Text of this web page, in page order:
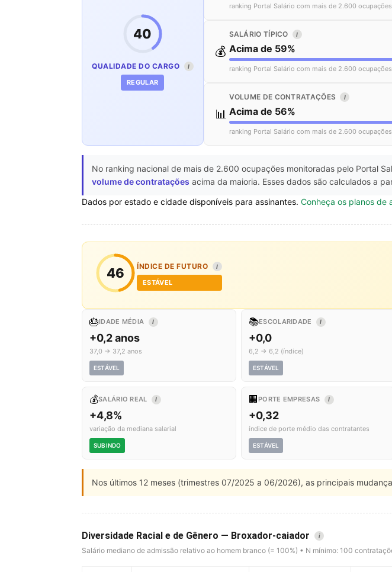
40
QUALIDADE DO CARGO I
REGULAR
ranking Portal Salário com mais de 2.600 ocupações
💰
SALÁRIO TÍPICO I
Acima de 59%
ranking Portal Salário com mais de 2.600 ocupações
📊
VOLUME DE CONTRATAÇÕES I
Acima de 56%
ranking Portal Salário com mais de 2.600 ocupações
No ranking nacional de mais de 2.600 ocupações monitoradas pelo Portal
volume de contratações acima da maioria. Esses dados são calculados a
Dados por estado e cidade disponíveis para assinantes. Conheça os planos de
46 ÍNDICE DE FUTURO I
ESTÁVEL
🎂IDADE MÉDIA I
+0,2 anos
37,0 → 37,2 anos
ESTÁVEL
📚ESCOLARIDADE I
+0,0
6,2 → 6,2 (índice)
ESTÁVEL
💰SALÁRIO REAL I
+4,8%
variação da mediana salarial
SUBINDO
🏢 PORTE EMPRESAS I
+0,32
índice de porte médio das contratantes
ESTÁVEL
Nos últimos 12 meses (trimestres 07/2025 a 06/2026), as principais
Diversidade Racial e de Gênero — Broxador-caiador i
Salário mediano de admissão relativo ao homem branco (= 100%) • N mínimo: 100